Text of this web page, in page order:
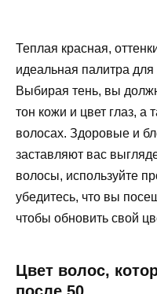
Теплая красная,
идеальная палитра
Выбирая тень, вы
тон кожи и цвет глаз, а
волосах. Здоровые и
заставляют вас
волосы, используйте
убедитесь, что вы
чтобы обновить свой
Цвет волос,